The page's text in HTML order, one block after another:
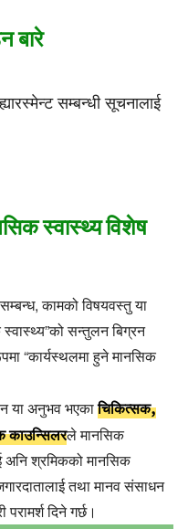
बारे
सम्बन्धी सूचनालाई
स्वास्थ्य विशेष
कामको विषयवस्तु या
सन्तुलन बिग्रन
“कार्यस्थलमा हुने मानसिक
या अनुभव भएकाचिकित्सक,
काउन्सिलरले मानसिक
अनि श्रमिकको मानसिक
तथा मानव संसाधन
परामर्श दिने गर्छ।